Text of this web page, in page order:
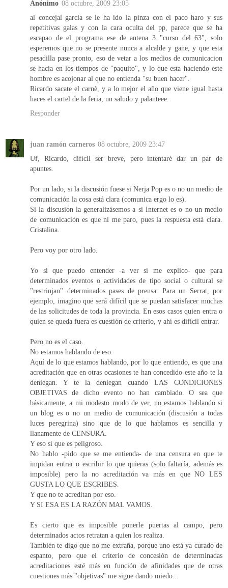
Anónimo 08 octubre, 2009 23:05
al concejal garcia se le ha ido la pinza con el paco haro y sus
repetitivas galas y con la cara oculta del pp, parece que se ha
escapao de el programa ese de antena 3 "curso del 63", solo
esperemos que no se presente nunca a alcalde y gane, y que esta
pesadilla pase pronto, eso de vetar a los medios de comunicacion
se hacia en los tiempos de "paquito", y lo que esta haciendo este
hombre es acojonar al que no entienda "su buen hacer".
Ricardo sacate el carnè, y a lo mejor el año que viene igual hasta
haces el cartel de la feria, un saludo y palanteee.
Responder
juan ramón carneros 08 octubre, 2009 23:47
Uf, Ricardo, difícil ser breve, pero intentaré dar un par de
apuntes.
Por un lado, si la discusión fuese si Nerja Pop es o no un medio de
comunicación la cosa está clara (comunica ergo lo es).
Si la discusión la generalizásemos a si Internet es o no un medio
de comunicación es que ni me paro, pues la respuesta está clara.
Cristalina.
Pero voy por otro lado.
Yo sí que puedo entender -a ver si me explico- que para
determinados eventos o actividades de tipo social o cultural se
"restrinjan" determinados pases de prensa. Para un Serrat, por
ejemplo, imagino que será difícil que se puedan satisfacer muchas
de las solicitudes de toda la provincia. En esos casos quien entra o
quien se queda fuera es cuestión de criterio, y ahí es difícil entrar.
Pero no es el caso.
No estamos hablando de eso.
Aquí de lo que estamos hablando, por lo que entiendo, es que una
acreditación que en otras ocasiones te han concedido este año te la
deniegan. Y te la deniegan cuando LAS CONDICIONES
OBJETIVAS de dicho evento no han cambiado. O sea que
básicamente, a mi modesto modo de ver, no estamos hablando si
un blog es o no un medio de comunicación (discusión a todas
luces peregrina) sino que de lo que hablamos es sencilla y
llanamente de CENSURA.
Y eso sí que es peligroso.
No hablo -pido que se me entienda- de una censura en que te
impidan entrar o escribir lo que quieras (solo faltaría, además es
imposible) pero la no acreditación va más en que NO LES
GUSTA LO QUE ESCRIBES.
Y que no te acreditan por eso.
Y SI ESA ES LA RAZÓN MAL VAMOS.
Es cierto que es imposible ponerle puertas al campo, pero
determinados actos retratan a quien los realiza.
También te digo que no me extraña, porque uno está ya curado de
espanto, pero que el criterio de concesión de determinadas
acreditaciones esté más en función de afinidades que de otras
cuestiones más "objetivas" me sigue dando miedo...